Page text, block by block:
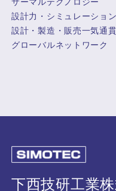
設計力・シミュレーショ
設計・製造・販売一気通貫
グローバルネットワーク
下西技研工業